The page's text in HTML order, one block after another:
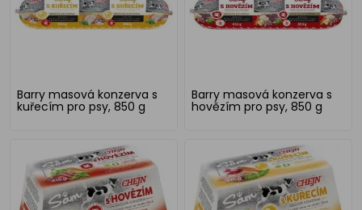
Barry masová konzerva s
kuřecím pro psy, 850 g
Barry masová konzerva s
hovězím pro psy, 850 g